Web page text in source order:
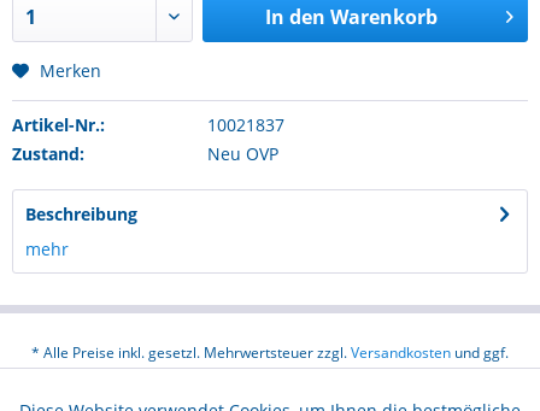
In den Warenkorb
Merken
Artikel-Nr.:
10021837
Zustand:
Neu OVP
Beschreibung
mehr
* Alle Preise inkl. gesetzl. Mehrwertsteuer zzgl.Versandkosten und ggf.